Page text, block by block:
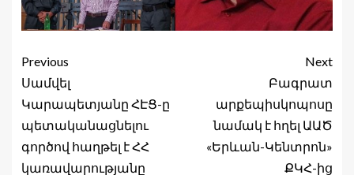
Previous
Սամվել
Կարապետյանը ՀԷՑ-ը
պետականացնելու
գործով հաղթել է ՀՀ
կառավարությանը
Next
Բագրատ
արքեպիսկոպոսը
նամակ է հղել ԱԱԾ
«Երևան-Կենտրոն»
ՔԿՀ-ից